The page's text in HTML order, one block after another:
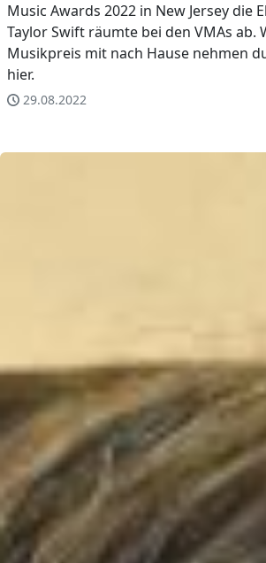
Music Awards 2022 in New Jersey die
Taylor Swift räumte bei den VMAs ab.
Musikpreis mit nach Hause nehmen
hier.
29.08.2022